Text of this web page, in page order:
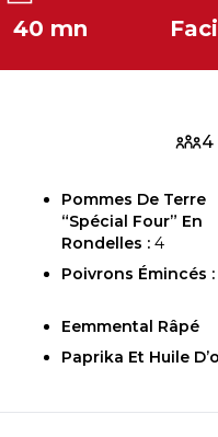
40 mn
4
Pommes De Terre
“spécial Four” En
Rondelles : 4
Poivrons Émincés :
Eemmental Râpé
Paprika Et Huile